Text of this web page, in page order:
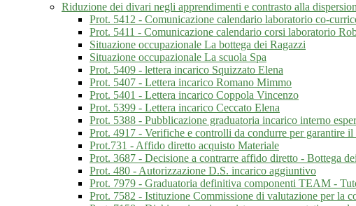
Riduzione dei divari negli apprendimenti e contrasto alla
Prot. 5412 - Comunicazione calendario laboratorio co-
Prot. 5411 - Comunicazione calendario corsi laboratorio
Situazione occupazionale La bottega dei Ragazzi
Situazione occupazionale La scuola Spa
Prot. 5409 - lettera incarico Squizzato Elena
Prot. 5407 - Lettera incarico Romano Mimmo
Prot. 5401 - Lettera incarico Coppola Vincenzo
Prot. 5399 - Lettera incarico Ceccato Elena
Prot. 5388 - Pubblicazione graduatoria incarico interno
Prot. 4917 - Verifiche e controlli da condurre per garantire
Prot.731 - Affido diretto acquisto Materiale
Prot. 3687 - Decisione a contrarre affido diretto - Bottega
Prot. 480 - Autorizzazione D.S. incarico aggiuntivo
Prot. 7979 - Graduatoria definitiva componenti TEAM -
Prot. 7582 - Istituzione Commissione di valutazione per la